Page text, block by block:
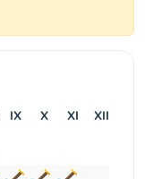
IX X XI XII